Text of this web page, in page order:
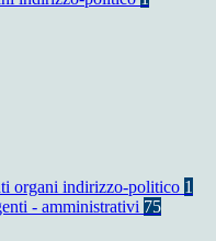
organi indirizzo-politico 1
- amministrativi 75